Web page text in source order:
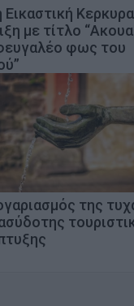
Εικαστική
με τίτλο
φως του
της